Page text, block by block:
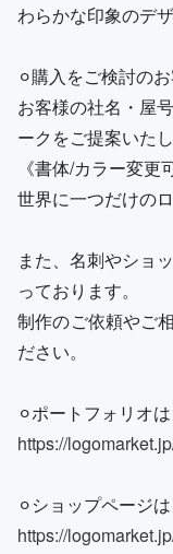
わらかな印象のデザ
⚪︎購入をご検討の
お客様の社名・屋
ークをご提案いたし
《書体/カラー変更
世界に一つだけの
また、名刺やショ
っております。
制作のご依頼やご
ださい。
⚪︎ポートフォリオ
https://
⚪︎ショップページ
https://